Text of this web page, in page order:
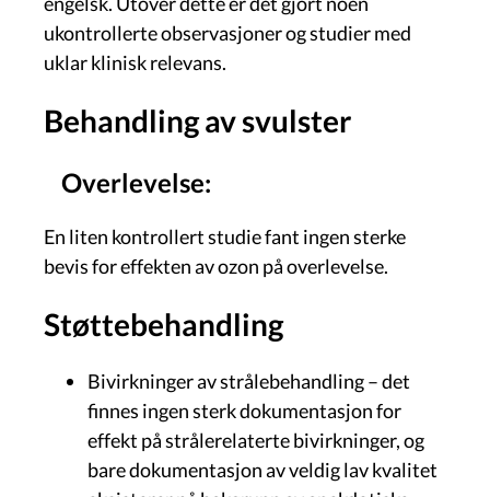
ukontrollerte observasjoner og studier med
uklar klinisk relevans.
Behandling av svulster
Overlevelse:
En liten kontrollert studie fant ingen sterke
bevis for effekten av ozon på overlevelse.
Støttebehandling
Bivirkninger av strålebehandling – det
finnes ingen sterk dokumentasjon for
effekt på strålerelaterte bivirkninger, og
bare dokumentasjon av veldig lav kvalitet